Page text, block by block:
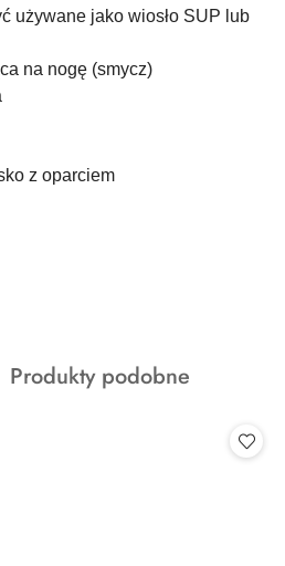
używane jako wiosło SUP lub
na nogę (smycz)
z oparciem
Produkty
Produkty podobne